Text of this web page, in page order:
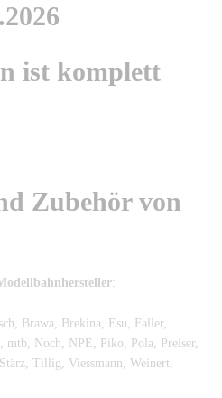
ist komplett
Zubehör von
:
Brawa, Brekina, Esu, Faller,
mtb, Noch, NPE, Piko, Pola, Preiser,
Tillig, Viessmann, Weinert,